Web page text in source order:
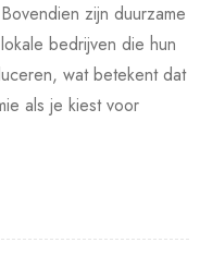
zijn duurzame
bedrijven die hun
wat betekent dat
als je kiest voor